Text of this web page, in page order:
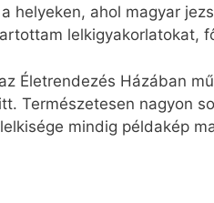
helyeken, ahol magyar
lelkigyakorlatokat,
Életrendezés Házában
Természetesen nagyon
mindig példakép